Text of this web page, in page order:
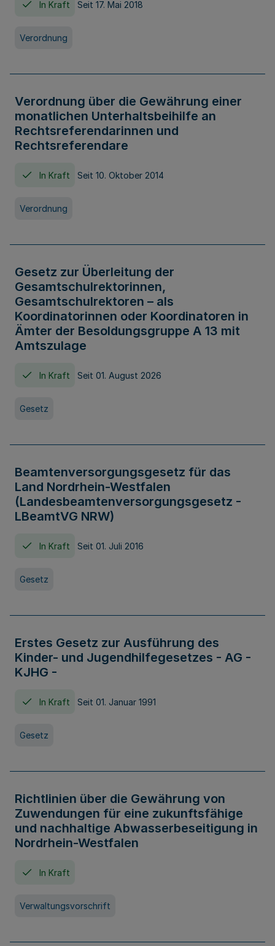
In Kraft Seit 17. Mai 2018
Verordnung
Verordnung über die Gewährung einer
monatlichen Unterhaltsbeihilfe an
Rechtsreferendarinnen und
Rechtsreferendare
In Kraft Seit 10. Oktober 2014
Verordnung
Gesetz zur Überleitung der
Gesamtschulrektorinnen,
Gesamtschulrektoren – als
Koordinatorinnen oder Koordinatoren in
Ämter der Besoldungsgruppe A 13 mit
Amtszulage
In Kraft Seit 01. August 2026
Gesetz
Beamtenversorgungsgesetz für das
Land Nordrhein-Westfalen
(Landesbeamtenversorgungsgesetz -
LBeamtVG NRW)
In Kraft Seit 01. Juli 2016
Gesetz
Erstes Gesetz zur Ausführung des
Kinder- und Jugendhilfegesetzes - AG -
KJHG -
In Kraft Seit 01. Januar 1991
Gesetz
Richtlinien über die Gewährung von
Zuwendungen für eine zukunftsfähige
und nachhaltige Abwasserbeseitigung in
Nordrhein-Westfalen
In Kraft
Verwaltungsvorschrift